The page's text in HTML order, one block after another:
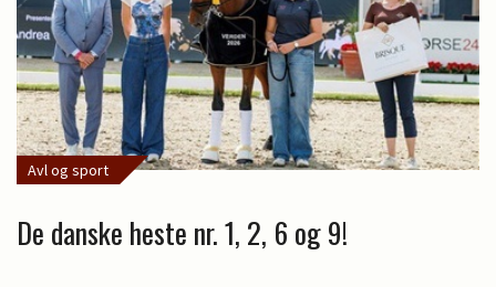
Avl og sport
De danske heste nr. 1, 2, 6 og 9!